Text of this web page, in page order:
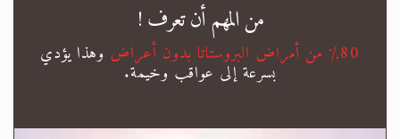
من المهم أن تعرف !
٪80 من أمراض البروستاتا بدون أعراض وهذا يؤدي
بسرعة إلى عواقب وخيمة.